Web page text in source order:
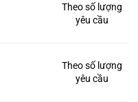
Theo số lượng
yêu cầu
Theo số lượng
yêu cầu